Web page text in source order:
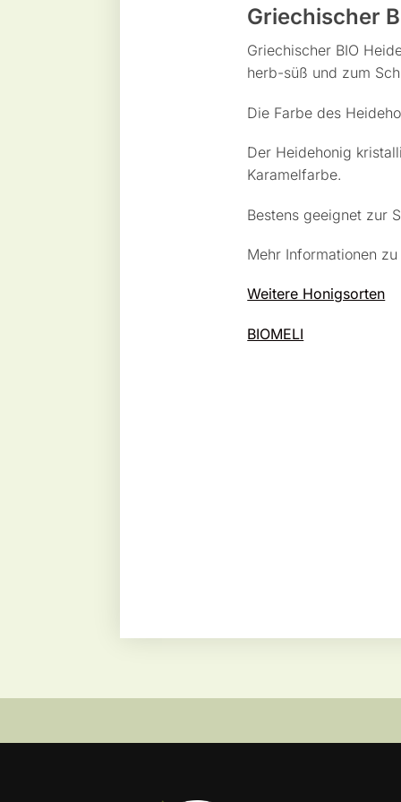
Griechischer
Griechischer BIO
herb-süß und zum
Die Farbe des
Der Heidehonig
Karamelfarbe.
Bestens geeignet zur
Mehr Informationen
Weitere Honigsorten
BIOMELI